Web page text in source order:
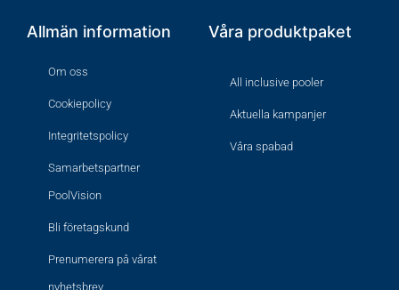
Allmän information
Om oss
Cookiepolicy
Integritetspolicy
Samarbetspartner
PoolVision
Bli företagskund
Prenumerera på vårat
nyhetsbrev
Våra produktpaket
All inclusive pooler
Aktuella kampanjer
Våra spabad